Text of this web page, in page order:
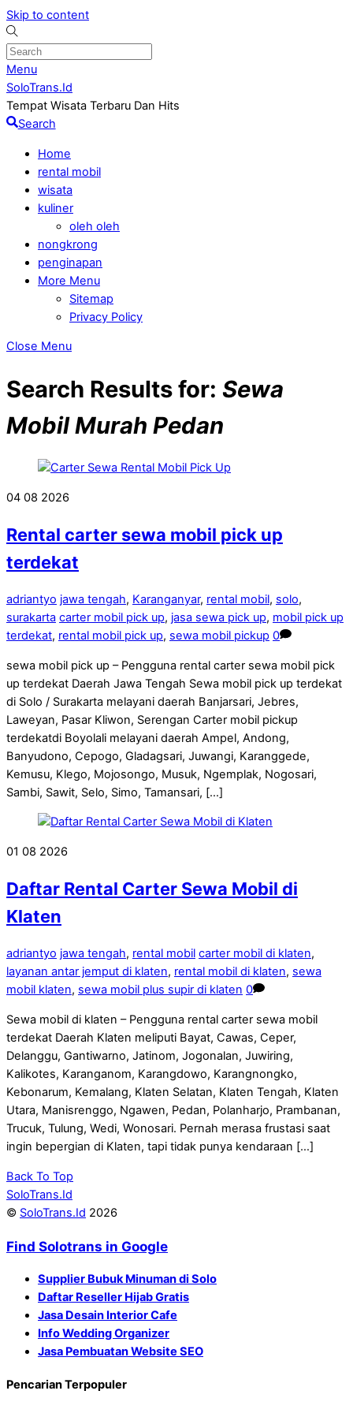
Skip to content
Menu
SoloTrans.Id
Tempat Wisata Terbaru Dan Hits
Search
Home
rental mobil
wisata
kuliner
oleh oleh
nongkrong
penginapan
More Menu
Sitemap
Privacy Policy
Close Menu
Search Results for: Sewa
Mobil Murah Pedan
04 08 2026
Rental carter sewa mobil pick up
terdekat
adriantyo jawa tengah, Karanganyar, rental mobil, solo,
surakarta carter mobil pick up, jasa sewa pick up, mobil pick up
terdekat, rental mobil pick up, sewa mobil pickup 0
sewa mobil pick up – Pengguna rental carter sewa mobil pick
up terdekat Daerah Jawa Tengah Sewa mobil pick up terdekat
di Solo / Surakarta melayani daerah Banjarsari, Jebres,
Laweyan, Pasar Kliwon, Serengan Carter mobil pickup
terdekatdi Boyolali melayani daerah Ampel, Andong,
Banyudono, Cepogo, Gladagsari, Juwangi, Karanggede,
Kemusu, Klego, Mojosongo, Musuk, Ngemplak, Nogosari,
Sambi, Sawit, Selo, Simo, Tamansari, […]
01 08 2026
Daftar Rental Carter Sewa Mobil di
Klaten
adriantyo jawa tengah, rental mobil carter mobil di klaten,
layanan antar jemput di klaten, rental mobil di klaten, sewa
mobil klaten, sewa mobil plus supir di klaten 0
Sewa mobil di klaten – Pengguna rental carter sewa mobil
terdekat Daerah Klaten meliputi Bayat, Cawas, Ceper,
Delanggu, Gantiwarno, Jatinom, Jogonalan, Juwiring,
Kalikotes, Karanganom, Karangdowo, Karangnongko,
Kebonarum, Kemalang, Klaten Selatan, Klaten Tengah, Klaten
Utara, Manisrenggo, Ngawen, Pedan, Polanharjo, Prambanan,
Trucuk, Tulung, Wedi, Wonosari. Pernah merasa frustasi saat
ingin bepergian di Klaten, tapi tidak punya kendaraan […]
Back To Top
SoloTrans.Id
© SoloTrans.Id 2026
Find Solotrans in Google
Supplier Bubuk Minuman di Solo
Daftar Reseller Hijab Gratis
Jasa Desain Interior Cafe
Info Wedding Organizer
Jasa Pembuatan Website SEO
Pencarian Terpopuler